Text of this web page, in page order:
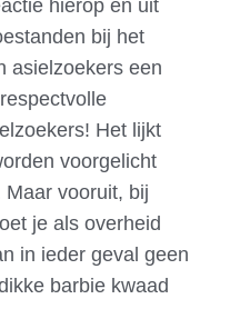
hierop en uit
bij het
asielzoekers een
Het lijkt
voorgelicht
vooruit, bij
je als overheid
in ieder geval geen
barbie kwaad